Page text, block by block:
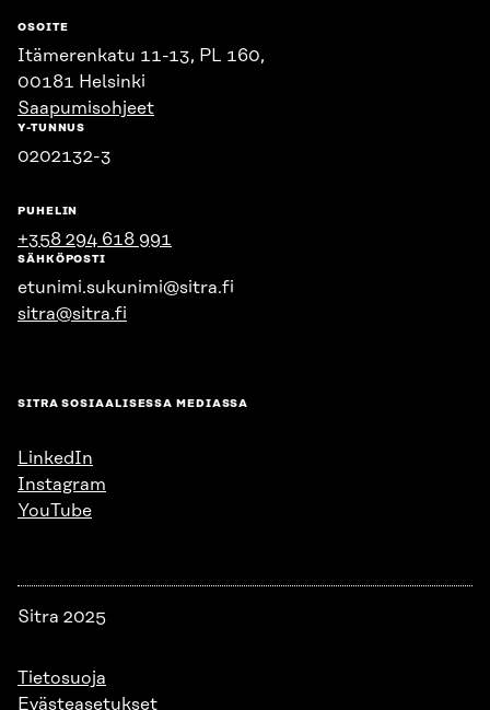
OSOITE
Itämerenkatu 11-13, PL 160,
00181 Helsinki
Saapumisohjeet
Y-TUNNUS
0202132-3
PUHELIN
+358 294 618 991
SÄHKÖPOSTI
etunimi.sukunimi@sitra.fi
sitra@sitra.fi
SITRA SOSIAALISESSA MEDIASSA
LinkedIn
Instagram
YouTube
Sitra 2025
Tietosuoja
Evästeasetukset